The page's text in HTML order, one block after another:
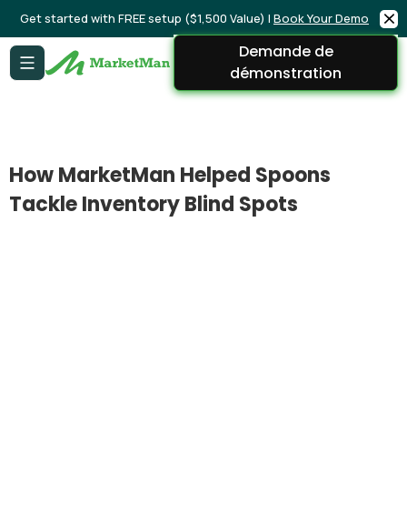
Get started with FREE setup ($1,500 Value) | Book Your Demo
Demande de
démonstration
How MarketMan Helped Spoons
Tackle Inventory Blind Spots